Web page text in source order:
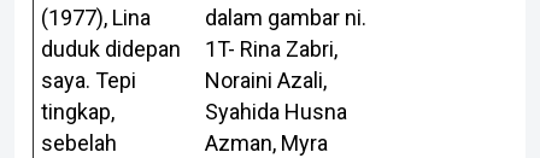
(1977), Lina
duduk didepan
saya. Tepi
tingkap,
sebelah
dalam gambar ni.
1T- Rina Zabri,
Noraini Azali,
Syahida Husna
Azman, Myra